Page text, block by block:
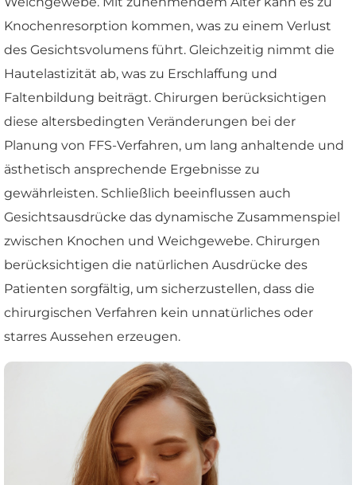
Knochenresorption kommen, was zu einem Verlust
des Gesichtsvolumens führt. Gleichzeitig nimmt die
Hautelastizität ab, was zu Erschlaffung und
Faltenbildung beiträgt. Chirurgen berücksichtigen
diese altersbedingten Veränderungen bei der
Planung von FFS-Verfahren, um lang anhaltende und
ästhetisch ansprechende Ergebnisse zu
gewährleisten. Schließlich beeinflussen auch
Gesichtsausdrücke das dynamische Zusammenspiel
zwischen Knochen und Weichgewebe. Chirurgen
berücksichtigen die natürlichen Ausdrücke des
Patienten sorgfältig, um sicherzustellen, dass die
chirurgischen Verfahren kein unnatürliches oder
starres Aussehen erzeugen.